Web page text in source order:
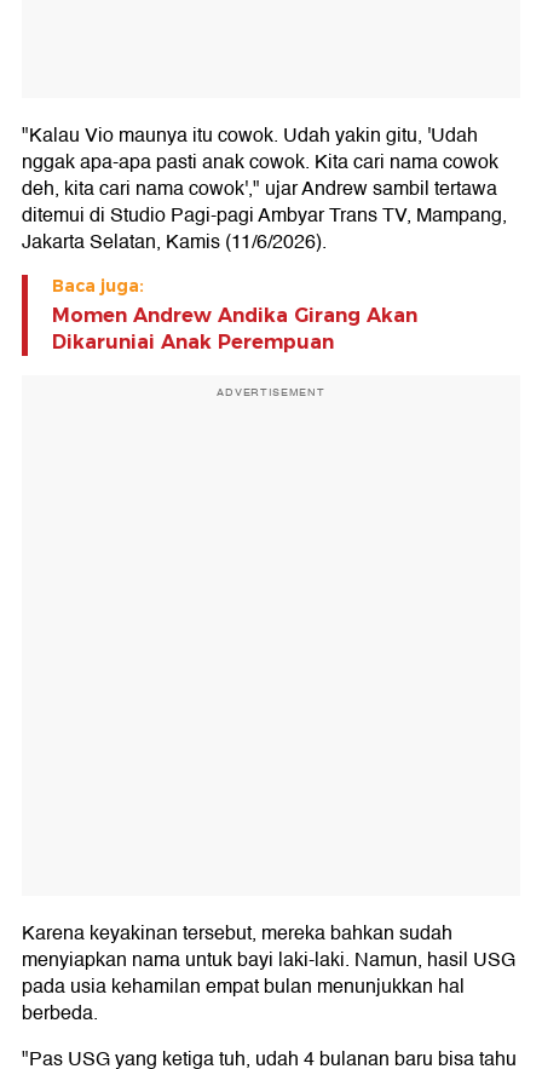
"Kalau Vio maunya itu cowok. Udah yakin gitu, 'Udah
nggak apa-apa pasti anak cowok. Kita cari nama cowok
deh, kita cari nama cowok'," ujar Andrew sambil tertawa
ditemui di Studio Pagi-pagi Ambyar Trans TV, Mampang,
Jakarta Selatan, Kamis (11/6/2026).
Baca juga:
Momen Andrew Andika Girang Akan
Dikaruniai Anak Perempuan
ADVERTISEMENT
Karena keyakinan tersebut, mereka bahkan sudah
menyiapkan nama untuk bayi laki-laki. Namun, hasil USG
pada usia kehamilan empat bulan menunjukkan hal
berbeda.
"Pas USG yang ketiga tuh, udah 4 bulanan baru bisa tahu